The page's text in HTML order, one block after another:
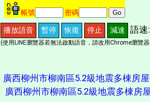
帳號 密碼
播放語音 暫停 恢復 停止 減速 語速
(使用LINE瀏覽器若無法啟動語音，請改用Chrome瀏覽
廣西柳州市柳南區5.2級地震多棟房
廣西柳州市柳南區5.2級地震多棟房